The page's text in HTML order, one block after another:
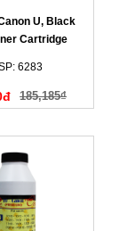
U, Black
Cartridge
6283
185,185₫